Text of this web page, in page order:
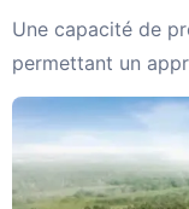
Une capacité de
permettant un